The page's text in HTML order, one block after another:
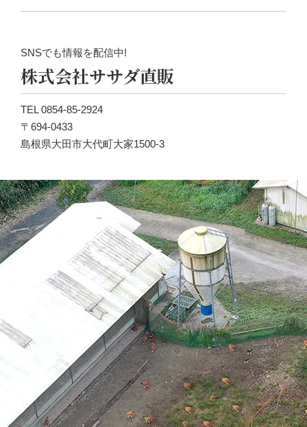
SNSでも情報を配信中!
株式会社ササダ直販
TEL 0854-85-2924
〒694-0433
島根県大田市大代町大家1500-3